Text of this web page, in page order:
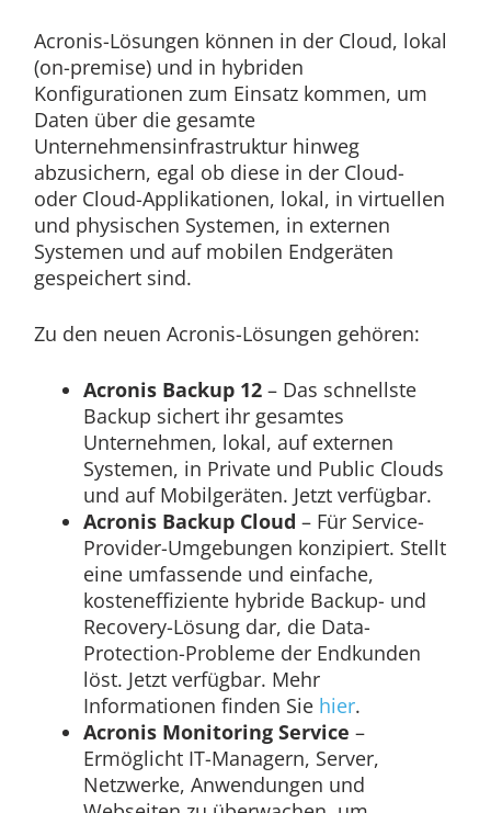
Acronis-Lösungen können in der Cloud, lokal
(on-premise) und in hybriden
Konfigurationen zum Einsatz kommen, um
Daten über die gesamte
Unternehmensinfrastruktur hinweg
abzusichern, egal ob diese in der Cloud-
oder Cloud-Applikationen, lokal, in virtuellen
und physischen Systemen, in externen
Systemen und auf mobilen Endgeräten
gespeichert sind.
Zu den neuen Acronis-Lösungen gehören:
Acronis Backup 12– Das schnellste
Backup sichert ihr gesamtes
Unternehmen, lokal, auf externen
Systemen, in Private und Public Clouds
und auf Mobilgeräten. Jetzt verfügbar.
Acronis Backup Cloud – Für Service-
Provider-Umgebungen konzipiert. Stellt
eine umfassende und einfache,
kosteneffiziente hybride Backup- und
Recovery-Lösung dar, die Data-
Protection-Probleme der Endkunden
löst. Jetzt verfügbar. Mehr
Informationen finden Sie hier.
Acronis Monitoring Service –
Ermöglicht IT-Managern, Server,
Netzwerke, Anwendungen und